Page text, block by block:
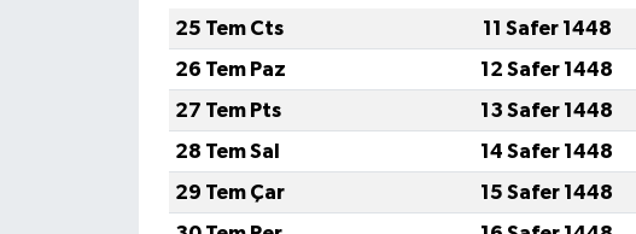
25 Tem Cts
11 Safer 1448
26 Tem Paz
12 Safer 1448
27 Tem Pts
13 Safer 1448
28 Tem Sal
14 Safer 1448
29 Tem Çar
15 Safer 1448